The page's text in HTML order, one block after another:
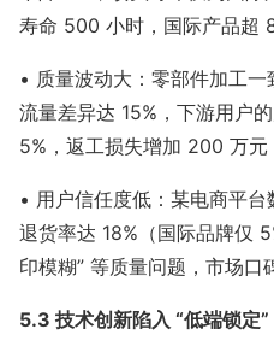
寿命 500 小时，国际产品超
• 质量波动大：零部件加工
流量差异达 15%，下游用户
5%，返工损失增加 200 万元
• 用户信任度低：某电商平
退货率达 18%（国际品牌仅
印模糊” 等质量问题，市场口
5.3 技术创新陷入 “低端锁定”